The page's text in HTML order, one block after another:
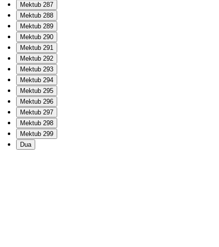
Mektub 287
Mektub 288
Mektub 289
Mektub 290
Mektub 291
Mektub 292
Mektub 293
Mektub 294
Mektub 295
Mektub 296
Mektub 297
Mektub 298
Mektub 299
Dua